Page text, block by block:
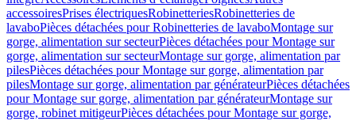
accessoiresPrises électriquesRobinetteriesRobinetteries de
lavaboPièces détachées pour Robinetteries de lavaboMontage sur
gorge, alimentation sur secteurPièces détachées pour Montage sur
gorge, alimentation sur secteurMontage sur gorge, alimentation par
pilesPièces détachées pour Montage sur gorge, alimentation par
pilesMontage sur gorge, alimentation par générateurPièces détachées
pour Montage sur gorge, alimentation par générateurMontage sur
gorge, robinet mitigeurPièces détachées pour Montage sur gorge,